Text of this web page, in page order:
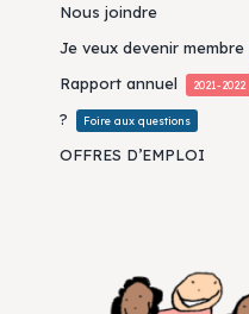
Nous joindre
Je veux devenir membre
Rapport annuel 2021-2022
? Foire aux questions
OFFRES D’EMPLOI